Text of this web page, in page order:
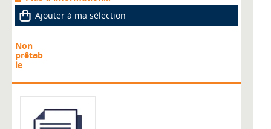
Ajouter à ma sélection
Non
prêtab
le